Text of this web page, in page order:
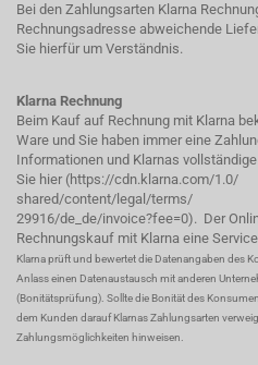
Bei den Zahlungsarten Klarna
Rechnungsadresse abweichende
Sie hierfür um Verständnis.
Klarna Rechnung
Beim Kauf auf Rechnung mit Klarna
Ware und Sie haben immer eine
Informationen und Klarnas
Sie hier (https://cdn.klarna.com/1.0/
shared/content/legal/terms/
29916/de_de/invoice?fee=0). Der
Rechnungskauf mit Klarna eine
Klarna prüft und bewertet die Datenangaben des
Anlass einen Datenaustausch mit anderen
(Bonitätsprüfung). Sollte die Bonität des
dem Kunden darauf Klarnas Zahlungsarten
Zahlungsmöglichkeiten hinweisen.